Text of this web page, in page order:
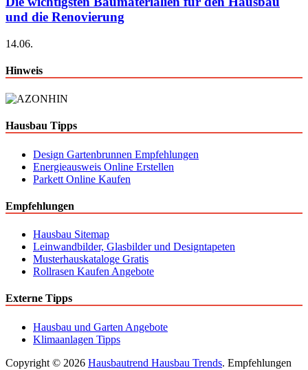
und die Renovierung
14.06.
Hinweis
Hausbau Tipps
Design Gartenbrunnen Empfehlungen
Energieausweis Online Erstellen
Parkett Online Kaufen
Empfehlungen
Hausbau Sitemap
Leinwandbilder, Glasbilder und Designtapeten
Musterhauskataloge Gratis
Rollrasen Kaufen Angebote
Externe Tipps
Hausbau und Garten Angebote
Klimaanlagen Tipps
Copyright © 2026 Hausbautrend Hausbau Trends. Empfehlungen